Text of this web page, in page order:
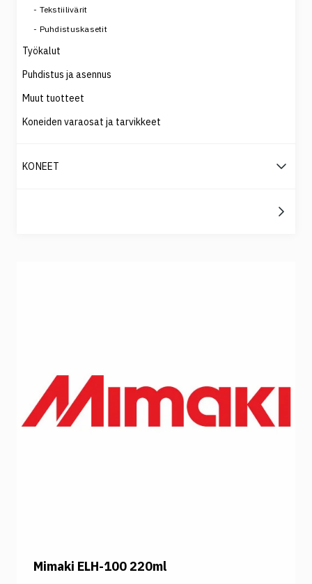
Tekstiilivärit
Puhdistuskasetit
Työkalut
Puhdistus ja asennus
Muut tuotteet
Koneiden varaosat ja tarvikkeet
KONEET
Mimaki ELH-100 220ml